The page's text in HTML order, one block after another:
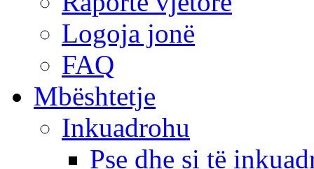
Logoja jonë
FAQ
Mbështetje
Inkuadrohu
Pse dhe si të